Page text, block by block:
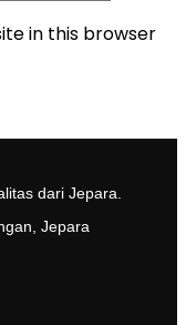
in this browser
dari Jepara.
Jepara